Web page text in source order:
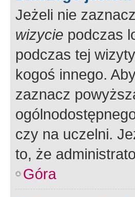
Jeżeli nie
wizycie podczas
podczas tej
kogoś innego.
zaznacz
czy na uczelni.
to, że
Góra